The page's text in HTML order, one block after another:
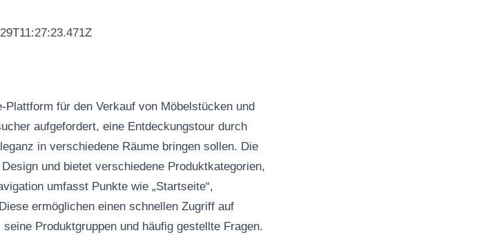
für den Verkauf von Möbelstücken und
aufgefordert, eine Entdeckungstour durch
in verschiedene Räume bringen sollen. Die
und bietet verschiedene Produktkategorien,
umfasst Punkte wie „Startseite“,
ermöglichen einen schnellen Zugriff auf
Produktgruppen und häufig gestellte Fragen.